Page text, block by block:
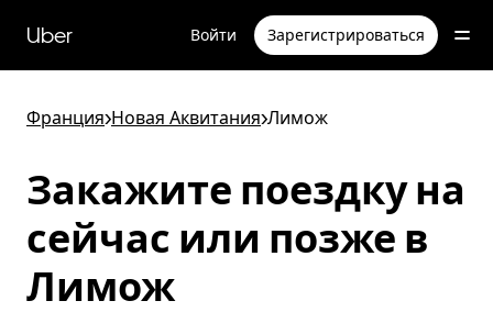
перейти
к
Uber Войти Зарегистрироваться
Франция>Новая Аквитания>Лимож
Закажите поездку на
сейчас или позже в
Лимож